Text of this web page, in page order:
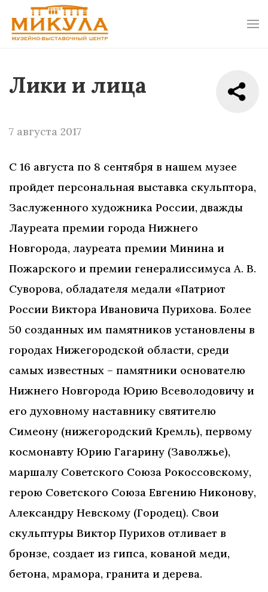
Лики и лица
7 августа 2017
С 16 августа по 8 сентября в нашем музее
пройдет персональная выставка скульптора,
Заслуженного художника России, дважды
Лауреата премии города Нижнего
Новгорода, лауреата премии Минина и
Пожарского и премии генералиссимуса А. В.
Суворова, обладателя медали «Патриот
России Виктора Ивановича Пурихова. Более
50 созданных им памятников установлены в
городах Нижегородской области, среди
самых известных – памятники основателю
Нижнего Новгорода Юрию Всеволодовичу и
его духовному наставнику святителю
Симеону (нижегородский Кремль), первому
космонавту Юрию Гагарину (Заволжье),
маршалу Советского Союза Рокоссовскому,
герою Советского Союза Евгению Никонову,
Александру Невскому (Городец). Свои
скульптуры Виктор Пурихов отливает в
бронзе, создает из гипса, кованой меди,
бетона, мрамора, гранита и дерева.